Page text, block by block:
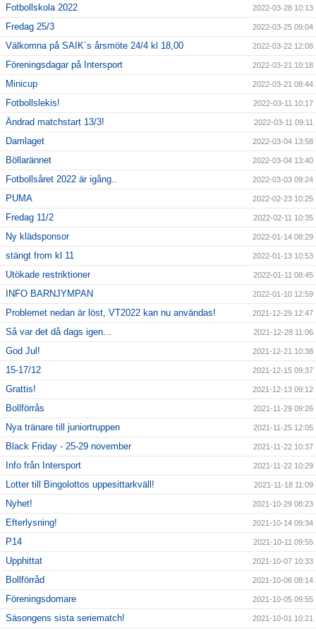
Fotbollskola 2022 2022-03-28 10:13
Fredag 25/3 2022-03-25 09:04
Välkomna på SAIK´s årsmöte 24/4 kl 18,00 2022-03-22 12:08
Föreningsdagar på Intersport 2022-03-21 10:18
Minicup 2022-03-21 08:44
Fotbollslekis! 2022-03-11 10:17
Ändrad matchstart 13/3! 2022-03-11 09:11
Damlaget 2022-03-04 13:58
Böllarännet 2022-03-04 13:40
Fotbollsåret 2022 är igång.. 2022-03-03 09:24
PUMA 2022-02-23 10:25
Fredag 11/2 2022-02-11 10:35
Ny klädsponsor 2022-01-14 08:29
stängt from kl 11 2022-01-13 10:53
Utökade restriktioner 2022-01-11 08:45
INFO BARNJYMPAN 2022-01-10 12:59
Problemet nedan är löst, VT2022 kan nu användas! 2021-12-29 12:47
Så var det då dags igen... 2021-12-28 11:06
God Jul! 2021-12-21 10:38
15-17/12 2021-12-15 09:37
Grattis! 2021-12-13 09:12
Bollförrås 2021-11-29 09:26
Nya tränare till juniortruppen 2021-11-25 12:05
Black Friday - 25-29 november 2021-11-22 10:37
Info från Intersport 2021-11-22 10:29
Lotter till Bingolottos uppesittarkväll! 2021-11-18 11:09
Nyhet! 2021-10-29 08:23
Efterlysning! 2021-10-14 09:34
P14 2021-10-11 09:55
Upphittat 2021-10-07 10:33
Bollförråd 2021-10-06 08:14
Föreningsdomare 2021-10-05 09:55
Säsongens sista seriematch! 2021-10-01 10:21